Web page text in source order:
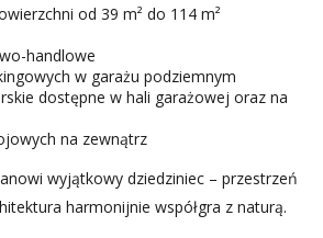
od 39 m² do 114 m²
handlowe
w garażu podziemnym
dostępne w hali garażowej oraz na
na zewnątrz
wyjątkowy dziedziniec – przestrzeń
harmonijnie współgra z naturą.